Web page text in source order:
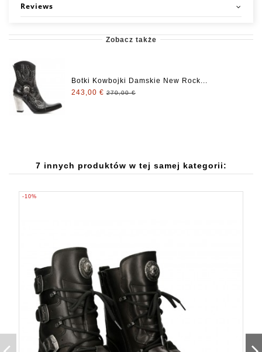
Reviews
Zobacz także
Botki Kowbojki Damskie New Rock...
243,00 € 270,00 €
7 innych produktów w tej samej kategorii:
-10%